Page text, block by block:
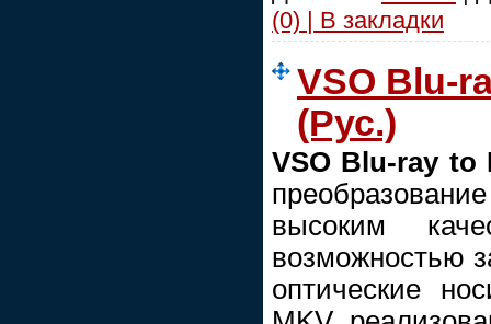
(0) | В закладки
VSO Blu-
(Рус.)
VSO Blu-ray to
высоким
возможностью
оптические